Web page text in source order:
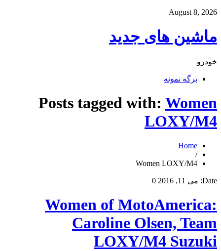
August 8, 2026
ماشین های جدید
خودرو
برگه نمونه
Posts tagged with: Women
LOXY/M4
Home
/
Women LOXY/M4
Date: می 11, 2016 0
Women of MotoAmerica:
Caroline Olsen, Team
LOXY/M4 Suzuki